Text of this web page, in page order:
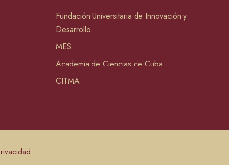
Fundación Universitaria de Innovación y
Desarrollo
MES
Academia de Ciencias de Cuba
CITMA